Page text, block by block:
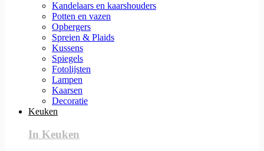
Kandelaars en kaarshouders
Potten en vazen
Opbergers
Spreien & Plaids
Kussens
Spiegels
Fotolijsten
Lampen
Kaarsen
Decoratie
Keuken
In Keuken